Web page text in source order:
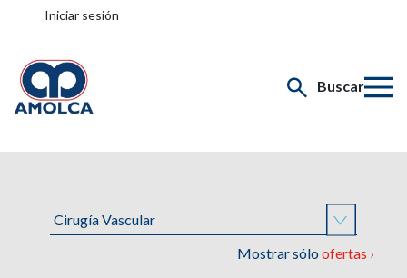
Iniciar sesión
Buscar
Mostrar sóloofertas ›